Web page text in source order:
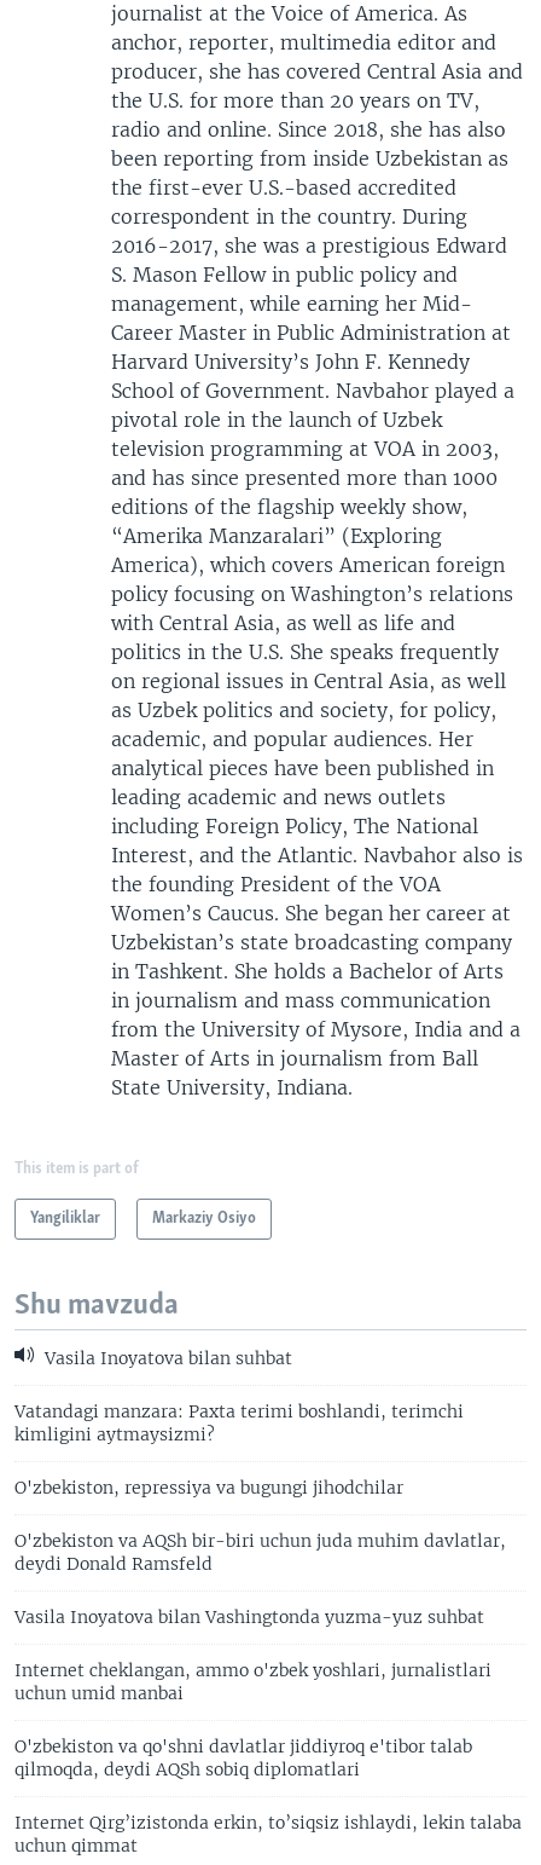
journalist at the Voice of America. As
anchor, reporter, multimedia editor and
producer, she has covered Central Asia and
the U.S. for more than 20 years on TV,
radio and online. Since 2018, she has also
been reporting from inside Uzbekistan as
the first-ever U.S.-based accredited
correspondent in the country. During
2016-2017, she was a prestigious Edward
S. Mason Fellow in public policy and
management, while earning her Mid-
Career Master in Public Administration at
Harvard University’s John F. Kennedy
School of Government. Navbahor played a
pivotal role in the launch of Uzbek
television programming at VOA in 2003,
and has since presented more than 1000
editions of the flagship weekly show,
“Amerika Manzaralari” (Exploring
America), which covers American foreign
policy focusing on Washington’s relations
with Central Asia, as well as life and
politics in the U.S. She speaks frequently
on regional issues in Central Asia, as well
as Uzbek politics and society, for policy,
academic, and popular audiences. Her
analytical pieces have been published in
leading academic and news outlets
including Foreign Policy, The National
Interest, and the Atlantic. Navbahor also is
the founding President of the VOA
Women’s Caucus. She began her career at
Uzbekistan’s state broadcasting company
in Tashkent. She holds a Bachelor of Arts
in journalism and mass communication
from the University of Mysore, India and a
Master of Arts in journalism from Ball
State University, Indiana.
This item is part of
Yangiliklar Markaziy Osiyo
Shu mavzuda
Vasila Inoyatova bilan suhbat
Vatandagi manzara: Paxta terimi boshlandi, terimchi
kimligini aytmaysizmi?
O'zbekiston, repressiya va bugungi jihodchilar
O'zbekiston va AQSh bir-biri uchun juda muhim davlatlar,
deydi Donald Ramsfeld
Vasila Inoyatova bilan Vashingtonda yuzma-yuz suhbat
Internet cheklangan, ammo o'zbek yoshlari, jurnalistlari
uchun umid manbai
O'zbekiston va qo'shni davlatlar jiddiyroq e'tibor talab
qilmoqda, deydi AQSh sobiq diplomatlari
Internet Qirg’izistonda erkin, to’siqsiz ishlaydi, lekin talaba
uchun qimmat